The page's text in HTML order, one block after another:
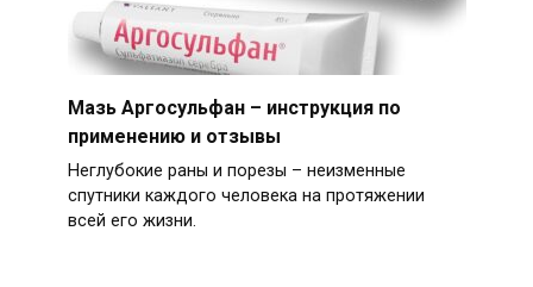
Мазь Аргосульфан – инструкция по
применению и отзывы
Неглубокие раны и порезы – неизменные
спутники каждого человека на протяжении
всей его жизни.